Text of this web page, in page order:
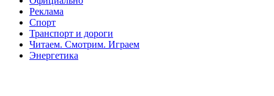
Реклама
Спорт
Транспорт и дороги
Читаем. Смотрим. Играем
Энергетика